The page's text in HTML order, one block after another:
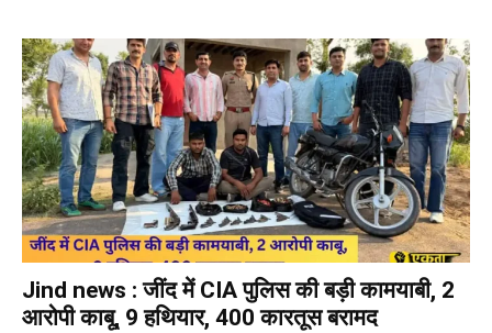
Jind news : जींद में CIA पुलिस की बड़ी कामयाबी, 2
आरोपी काबू, 9 हथियार, 400 कारतूस बरामद